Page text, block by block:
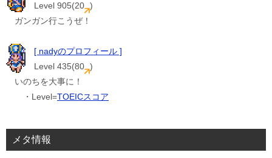
Level 905(20 )
ガンガン行こうぜ！
[ nadyのプロフィール ]
Level 435(80 )
いのちを大事に！
・Level=TOEICスコア
メタ情報